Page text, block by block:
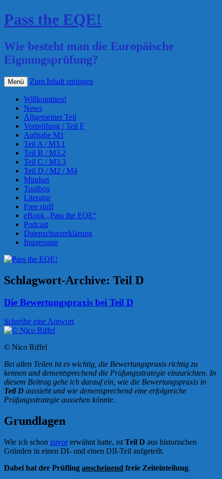
Pass the EQE!
Wie besteht man die Europäische
Eignungsprüfung?
Menü Zum Inhalt springen
Willkommen!
News
Allgemeiner Teil
Vorprüfung / Teil F
Aufgabe M1
Teil A / M3.1
Teil B / M3.2
Teil C / M3.3
Teil D / M2 / M4
Mindset
Toolbox
Literatur
Free stuff
eBook „Pass the EQE“
Podcast
Datenschutzerklärung
Impressum
Schlagwort-Archive: Teil D
Die Bewertungspraxis bei Teil D
Schreibe eine Antwort
© Nico Riffel
Bei allen Teilen ist es wichtig, die Bewertungspraxis richtig zu
kennen und dementsprechend die Prüfungsstrategie einzurichten. In
diesem Beitrag gehe ich darauf ein, wie die Bewertungspraxis in
Teil D aussieht und wie demensprechend eine erfolgreiche
Prüfungsstrategie aussehen könnte.
Grundlagen
Wie ich schon zuvor erwähnt hatte, ist Teil D aus historischen
Gründen in einen DI- und einen DII-Teil aufgeteilt.
Dabei hat der Prüfling anscheinend freie Zeiteinteilung.